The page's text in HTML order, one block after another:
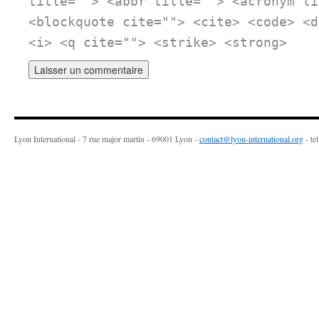
<blockquote cite=""> <cite> <code>
<i> <q cite=""> <strike> <strong>
Lyon International - 7 rue major martin - 69001 Lyon -contact@lyon-international.org-